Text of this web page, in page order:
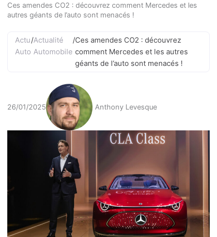
Ces amendes CO2 : découvrez comment Mercedes et les
autres géants de l’auto sont menacés !
Actu
Auto
/Actualité
Automobile
/Ces amendes CO2 : découvrez
comment Mercedes et les autres
géants de l’auto sont menacés !
26/01/2025 Anthony Levesque